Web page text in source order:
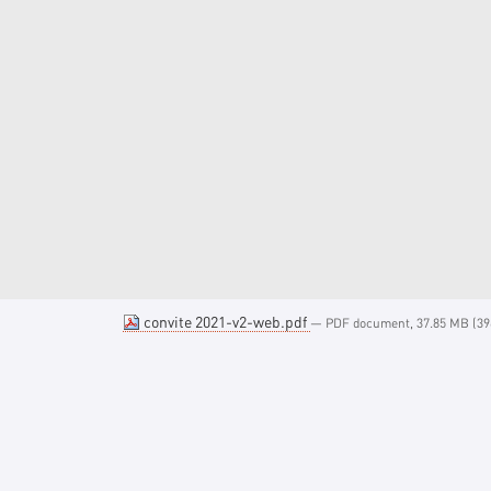
convite 2021-v2-web.pdf — PDF document, 37.85 MB